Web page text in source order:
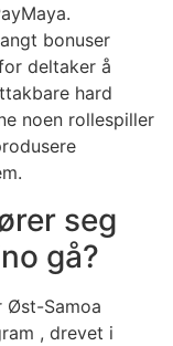
bonuser
deltaker å
hard
noen rollespiller
seg
gå?
Øst-Samoa
, drevet i